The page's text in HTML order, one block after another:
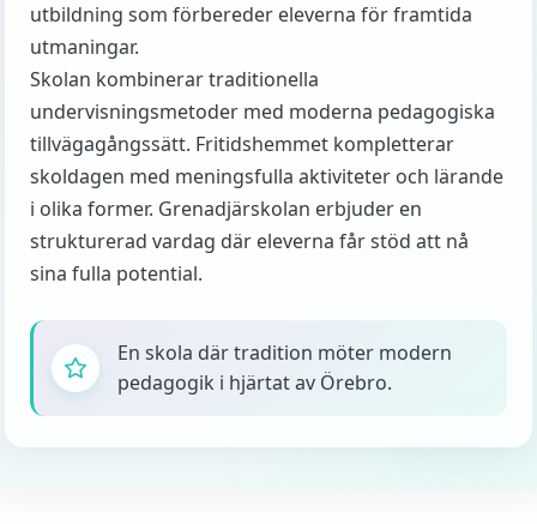
utbildning som förbereder eleverna för framtida
utmaningar.
Skolan kombinerar traditionella
undervisningsmetoder med moderna pedagogiska
tillvägagångssätt. Fritidshemmet kompletterar
skoldagen med meningsfulla aktiviteter och lärande
i olika former. Grenadjärskolan erbjuder en
strukturerad vardag där eleverna får stöd att nå
sina fulla potential.
En skola där tradition möter modern
pedagogik i hjärtat av Örebro.